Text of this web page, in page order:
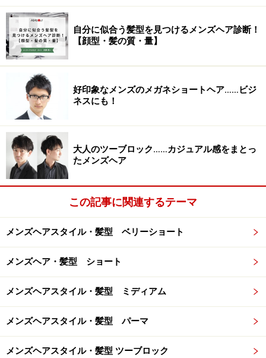
子にオススメなのが究極のナチュラルなショートスタイ
ルです。基本はワックスなしでOK。変化をつけたい時に
はワックスと手ぐしでスタリングは簡単です。
制服にもピッタリ！
スッキリさっぱり好青年
出典： 爽やかナチュラルサマーショート [メンズヘアス
タイル] All About
制服にぴったりなスッキリさっぱりのナチュラルショー
トスタイル。基本的にはスタイリング剤を使わずに仕上
がります。アレンジを加えたい、変化をつけたい時だ
け、ワックスをなじませて毛先を遊ばせてみましょう。
【ページ停止】
おしゃれボウズがおすすめ
出典： 10秒でスタイリングできるおしゃれボウズ [メン
ズヘアスタイル] All About
自分に似合う髪型を見つけるメンズヘア診断！
【顔型・髪の質・量】
好印象なメンズのメガネショートヘア……ビジ
ネスにも！
大人のツーブロック……カジュアル感をまとっ
たメンズヘア
この記事に関連するテーマ
メンズヘアスタイル・髪型 ベリーショート
メンズヘア・髪型 ショート
メンズヘアスタイル・髪型 ミディアム
メンズヘアスタイル・髪型 パーマ
メンズヘアスタイル・髪型 ツーブロック